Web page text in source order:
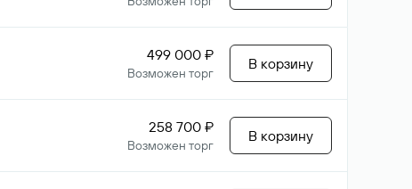
499 000 ₽
Возможен торг
В корзину
258 700 ₽
Возможен торг
В корзину